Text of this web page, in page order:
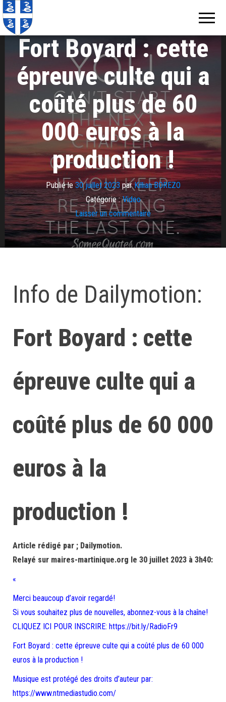
Fort Boyard : cette
épreuve culte qui a
coûté plus de 60
000 euros à la
production !
Publié le30 juillet 2023parKillian BOREZO
Catégorie : Video
Laisser un commentaire
Info de Dailymotion:
Fort Boyard : cette
épreuve culte qui a
coûté plus de 60 000
euros à la
production !
Article rédigé par ; Dailymotion.
Relayé sur maires-martinique.org le 30 juillet 2023 à 3h40:
«
Merci beaucoup d’avoir regardé!
Si vous souhaitez plus de nouvelles, abonnez-vous à la chaîne!
CLIQUEZ ICI POUR INSCRIRE: https://bit.ly/RadioFr9
Fort Boyard : cette épreuve culte qui a coûté plus de 60 000
euros à la production !
Musique est protégé des droits d’auteur par:
https://www.ntmediastudio.com/